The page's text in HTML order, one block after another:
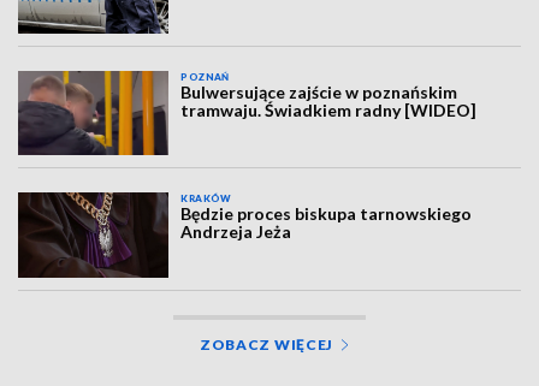
POZNAŃ
Bulwersujące zajście w poznańskim
tramwaju. Świadkiem radny [WIDEO]
KRAKÓW
Będzie proces biskupa tarnowskiego
Andrzeja Jeża
ZOBACZ WIĘCEJ